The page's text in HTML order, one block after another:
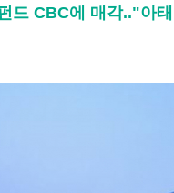
드 CBC에 매각.."아